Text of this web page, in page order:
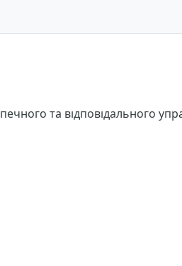
та відповідального